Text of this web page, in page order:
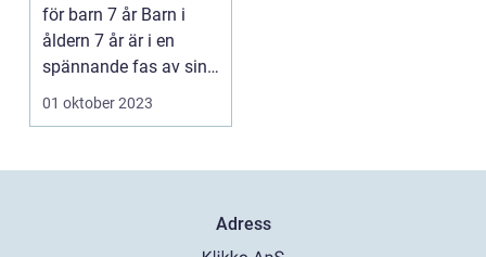
för barn 7 år Barn i
åldern 7 år är i en
spännande fas av sin
utveckling, d...
01 oktober 2023
Adress